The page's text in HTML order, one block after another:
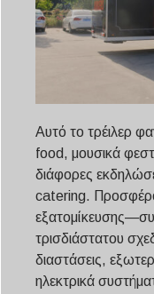
Αυτό το τρέιλερ
food, μουσικά
διάφορες
catering.
τρισδιάστατου
διαστάσεις,
ηλεκτρικά